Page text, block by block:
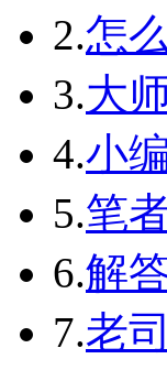
2.怎
3.大
4.小
5.笔
6.解
7.老